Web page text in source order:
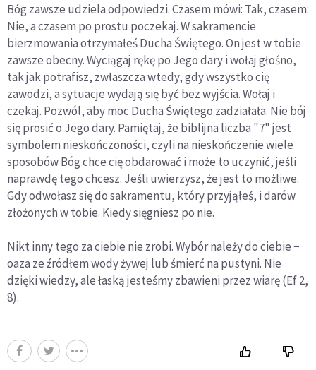
Bóg zawsze udziela odpowiedzi. Czasem mówi: Tak, czasem:
Nie, a czasem po prostu poczekaj. W sakramencie
bierzmowania otrzymałeś Ducha Świętego. On jest w tobie
zawsze obecny. Wyciągaj rękę po Jego dary i wołaj głośno,
tak jak potrafisz, zwłaszcza wtedy, gdy wszystko cię
zawodzi, a sytuacje wydają się być bez wyjścia. Wołaj i
czekaj. Pozwól, aby moc Ducha Świętego zadziałała. Nie bój
się prosić o Jego dary. Pamiętaj, że biblijna liczba "7" jest
symbolem nieskończoności, czyli na nieskończenie wiele
sposobów Bóg chce cię obdarować i może to uczynić, jeśli
naprawdę tego chcesz. Jeśli uwierzysz, że jest to możliwe.
Gdy odwołasz się do sakramentu, który przyjąłeś, i darów
złożonych w tobie. Kiedy sięgniesz po nie.
Nikt inny tego za ciebie nie zrobi. Wybór należy do ciebie −
oaza ze źródłem wody żywej lub śmierć na pustyni. Nie
dzięki wiedzy, ale łaską jesteśmy zbawieni przez wiarę (Ef 2,
8).